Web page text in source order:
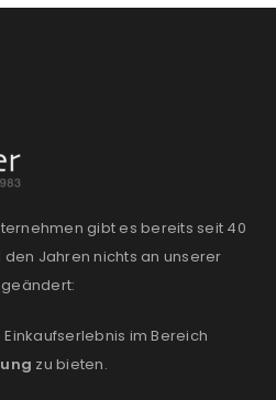
gibt es bereits seit 40
Jahren nichts an unserer
im Bereich
zu bieten.